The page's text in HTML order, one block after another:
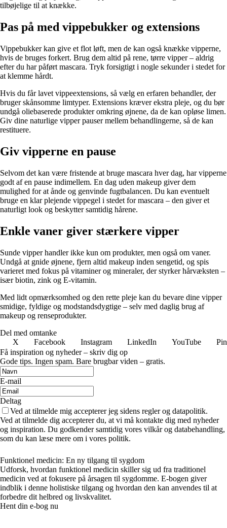
tilbøjelige til at knække.
Pas på med vippebukker og extensions
Vippebukker kan give et flot løft, men de kan også knække vipperne,
hvis de bruges forkert. Brug dem altid på rene, tørre vipper – aldrig
efter du har påført mascara. Tryk forsigtigt i nogle sekunder i stedet for
at klemme hårdt.
Hvis du får lavet vippeextensions, så vælg en erfaren behandler, der
bruger skånsomme limtyper. Extensions kræver ekstra pleje, og du bør
undgå oliebaserede produkter omkring øjnene, da de kan opløse limen.
Giv dine naturlige vipper pauser mellem behandlingerne, så de kan
restituere.
Giv vipperne en pause
Selvom det kan være fristende at bruge mascara hver dag, har vipperne
godt af en pause indimellem. En dag uden makeup giver dem
mulighed for at ånde og genvinde fugtbalancen. Du kan eventuelt
bruge en klar plejende vippegel i stedet for mascara – den giver et
naturligt look og beskytter samtidig hårene.
Enkle vaner giver stærkere vipper
Sunde vipper handler ikke kun om produkter, men også om vaner.
Undgå at gnide øjnene, fjern altid makeup inden sengetid, og spis
varieret med fokus på vitaminer og mineraler, der styrker hårvæksten –
især biotin, zink og E-vitamin.
Med lidt opmærksomhed og den rette pleje kan du bevare dine vipper
smidige, fyldige og modstandsdygtige – selv med daglig brug af
makeup og renseprodukter.
Del med omtanke
X
Facebook Instagram LinkedIn YouTube
Få inspiration og nyheder – skriv dig op
Gode tips. Ingen spam. Bare brugbar viden – gratis.
E-mail
Deltag
Ved at tilmelde mig accepterer jeg sidens regler og datapolitik.
Ved at tilmelde dig accepterer du, at vi må kontakte dig med nyheder
og inspiration. Du godkender samtidig vores vilkår og databehandling,
som du kan læse mere om i vores politik.
Funktionel medicin: En ny tilgang til sygdom
Udforsk, hvordan funktionel medicin skiller sig ud fra traditionel
medicin ved at fokusere på årsagen til sygdomme. E-bogen giver
indblik i denne holistiske tilgang og hvordan den kan anvendes til at
forbedre dit helbred og livskvalitet.
Hent din e-bog nu